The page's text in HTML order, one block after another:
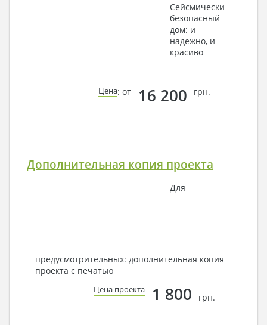
Сейсмически
безопасный
дом: и
надежно, и
красиво
Цена: от 16 200 грн.
Дополнительная копия проекта
Для
предусмотрительных: дополнительная копия
проекта с печатью
Цена проекта 1 800 грн.